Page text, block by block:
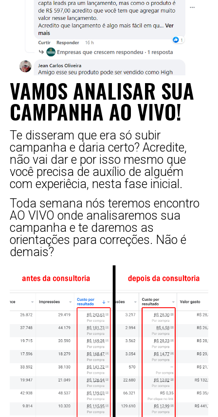
VAMOS ANALISAR SUA
CAMPANHA AO VIVO!
Te disseram que era só subir
campanha e daria certo? Acredite,
não vai dar e por isso mesmo que
você precisa de auxílio de alguém
com experiêcia, nesta fase inicial.
Toda semana nós teremos encontro
AO VIVO onde analisaremos sua
campanha e te daremos as
orientações para correções. Não é
demais?